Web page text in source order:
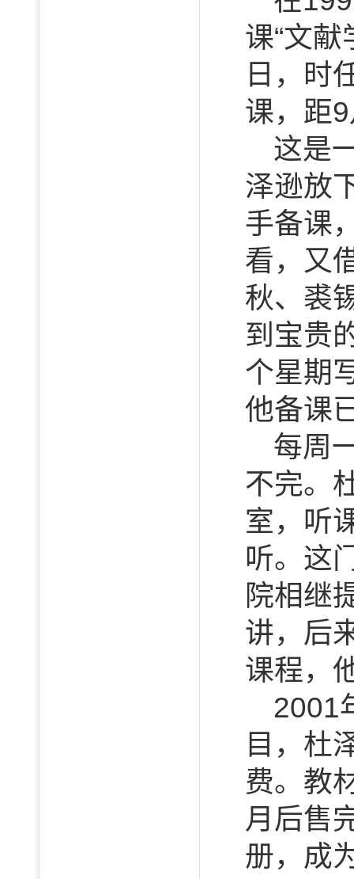
课“文
日，时
课，距
这是
泽逊放
手备课
看，又
秋、裘
到宝贵
个星期
他备课
每周
不完。
室，听
听。这
院相继
讲，后
课程，
2001
目，杜
费。教
月后售
册，成